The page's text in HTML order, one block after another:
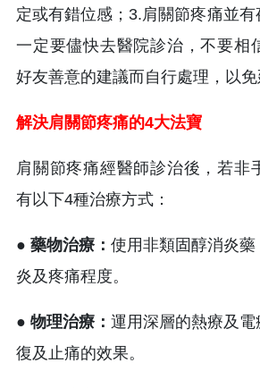
定或有錯位感；3.肩關節疼痛並有
一定要儘快去醫院診治，不要相
好友善意的建議而自行處理，以免
解決肩關節疼痛的4大法寶
肩關節疼痛經醫師診治後，若非
有以下4種治療方式：
● 藥物治療： 使用非類固醇消炎
炎及疼痛程度。
● 物理治療： 運用深層的熱療及
復及止痛的效果。